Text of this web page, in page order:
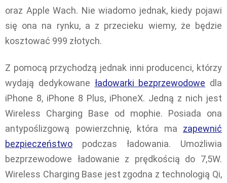
oraz Apple Wach. Nie wiadomo jednak, kiedy pojawi
się ona na rynku, a z przecieku wiemy, że będzie
kosztować 999 złotych.
Z pomocą przychodzą jednak inni producenci, którzy
wydają dedykowane ładowarki bezprzewodowe dla
iPhone 8, iPhone 8 Plus, iPhoneX. Jedną z nich jest
Wireless Charging Base od mophie. Posiada ona
antypoślizgową powierzchnię, która ma zapewnić
bezpieczeństwo podczas ładowania. Umożliwia
bezprzewodowe ładowanie z prędkością do 7,5W.
Wireless Charging Base jest zgodna z technologią Qi,